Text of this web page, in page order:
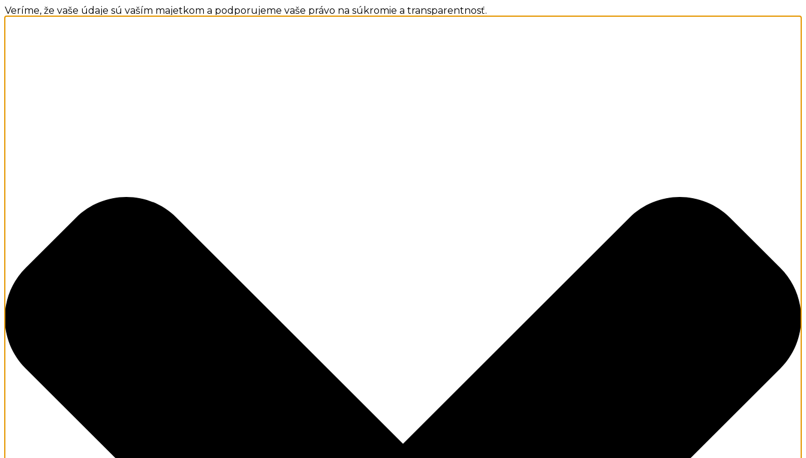
Veríme, že vaše údaje sú vaším majetkom a podporujeme vaše právo na súkromie a transparentnosť.